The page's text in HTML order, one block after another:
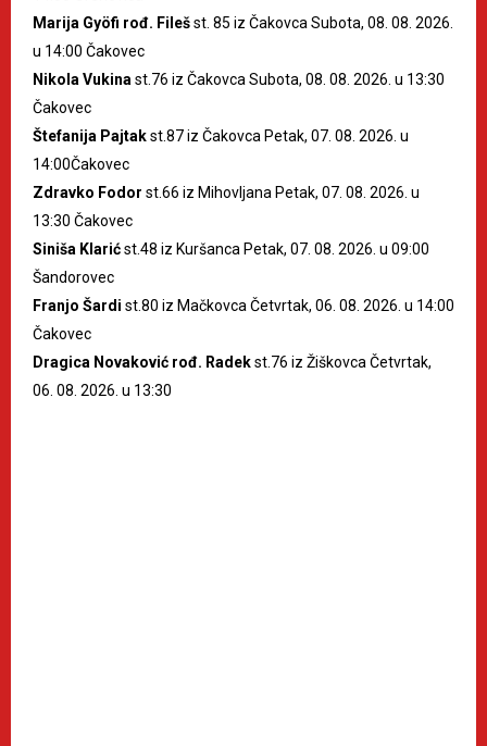
Marija Gyöfi rođ. Filešst. 85 iz Čakovca Subota, 08. 08. 2026.
u 14:00 Čakovec
Nikola Vukina st.76 iz Čakovca Subota, 08. 08. 2026. u 13:30
Čakovec
Štefanija Pajtakst.87 iz Čakovca Petak, 07. 08. 2026. u
14:00Čakovec
Zdravko Fodor st.66 iz Mihovljana Petak, 07. 08. 2026. u
13:30 Čakovec
Siniša Klarićst.48 iz Kuršanca Petak, 07. 08. 2026. u 09:00
Šandorovec
Franjo Šardi st.80 iz Mačkovca Četvrtak, 06. 08. 2026. u 14:00
Čakovec
Dragica Novaković rođ. Radekst.76 iz Žiškovca Četvrtak,
06. 08. 2026. u 13:30